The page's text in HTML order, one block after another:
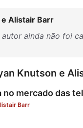
Alistair Barr
ainda não foi
Knutson e
no mercado das
Barr